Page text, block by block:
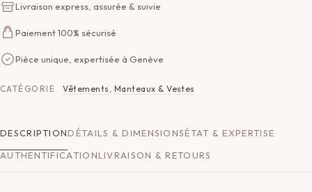
Livraison express, assurée & suivie
Paiement 100% sécurisé
Pièce unique, expertisée à Genève
CATÉGORIE Vêtements , Manteaux & Vestes
DESCRIPTIONDÉTAILS & DIMENSIONSÉTAT & EXPERTISE
AUTHENTIFICATIONLIVRAISON & RETOURS